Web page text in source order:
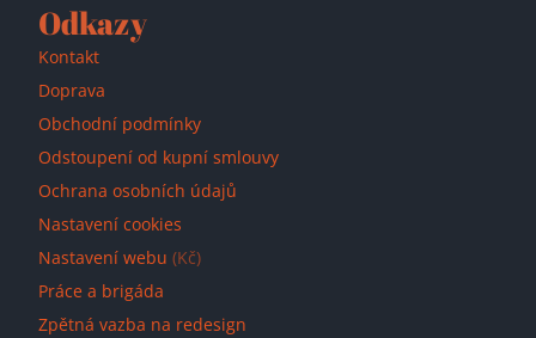
Odkazy
Kontakt
Doprava
Obchodní podmínky
Odstoupení od kupní smlouvy
Ochrana osobních údajů
Nastavení cookies
Nastavení webu (Kč)
Práce a brigáda
Zpětná vazba na redesign